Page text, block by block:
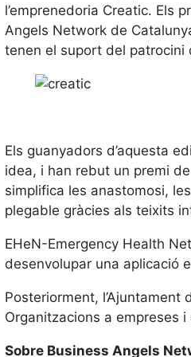
l’emprenedoria Creatic. Els
Angels Network de
tenen el suport del patrocini
Els guanyadors d’aquesta
idea, i han rebut un premi
simplifica les anastomosi,
plegable gràcies als teixits
EHeN-Emergency Health
desenvolupar una aplicació
Posteriorment,
Organitzacions a empreses
Sobre Business Angels